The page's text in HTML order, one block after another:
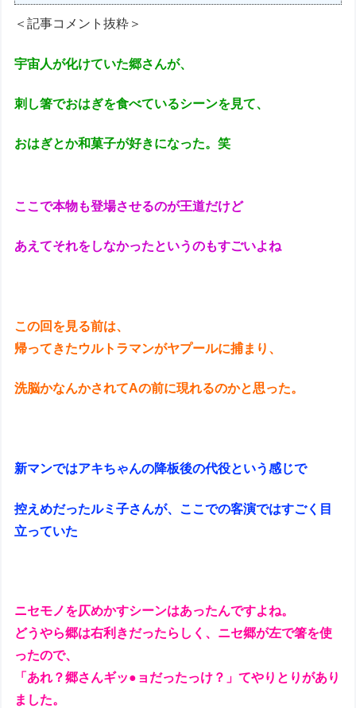
＜記事コメント抜粋＞
宇宙人が化けていた郷さんが、
刺し箸でおはぎを食べているシーンを見て、
おはぎとか和菓子が好きになった。笑
ここで本物も登場させるのが王道だけど
あえてそれをしなかったというのもすごいよね
この回を見る前は、
帰ってきたウルトラマンがヤプールに捕まり、
洗脳かなんかされてAの前に現れるのかと思った。
新マンではアキちゃんの降板後の代役という感じで
控えめだったルミ子さんが、ここでの客演ではすごく目
立っていた
ニセモノを仄めかすシーンはあったんですよね。
どうやら郷は右利きだったらしく、 ニセ郷が左で箸を使
ったので、
「あれ？郷さんギッ●ョだったっけ？」てやりとりがあり
ました。